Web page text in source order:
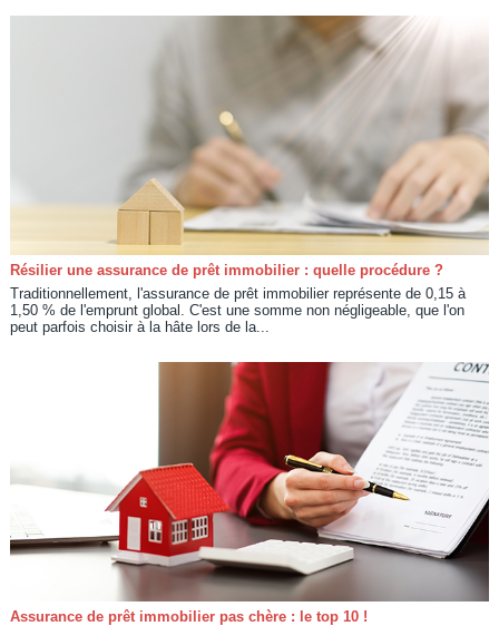
Résilier une assurance de prêt immobilier : quelle procédure ?
Traditionnellement, l'assurance de prêt immobilier représente de 0,15 à
1,50 % de l'emprunt global. C'est une somme non négligeable, que l'on
peut parfois choisir à la hâte lors de la...
Assurance de prêt immobilier pas chère : le top 10 !